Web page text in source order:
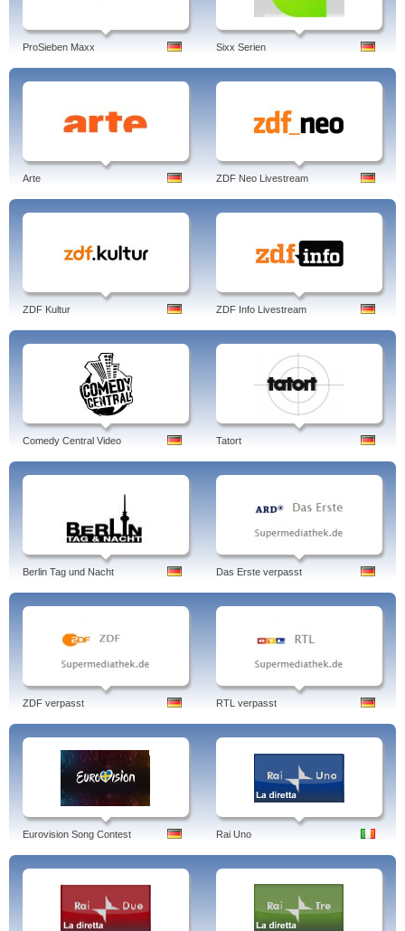
ProSieben Maxx Sixx Serien
Arte ZDF Neo Livestream
ZDF Kultur ZDF Info Livestream
Comedy Central Video Tatort
Berlin Tag und Nacht Das Erste verpasst
ZDF verpasst RTL verpasst
Eurovision Song Contest Rai Uno